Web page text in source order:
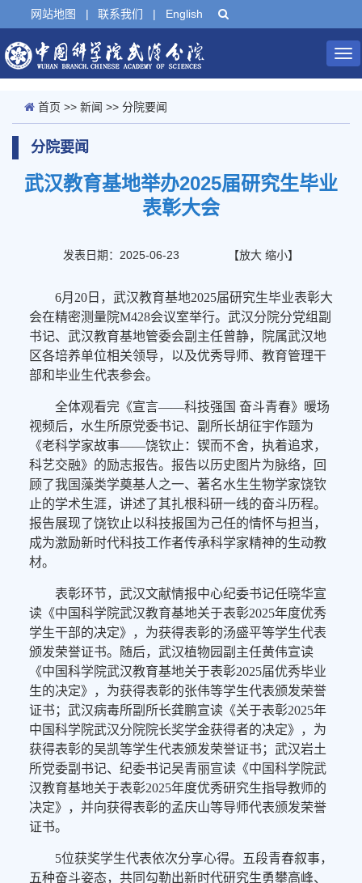
网站地图 | 联系我们 | English
首页 >> 新闻 >> 分院要闻
分院要闻
武汉教育基地举办2025届研究生毕业
表彰大会
发表日期：2025-06-23 【放大 缩小】
6月20日，武汉教育基地2025届研究生毕业表彰大
会在精密测量院M428会议室举行。武汉分院分党组副
书记、武汉教育基地管委会副主任曾静，院属武汉地
区各培养单位相关领导，以及优秀导师、教育管理干
部和毕业生代表参会。
全体观看完《宣言——科技强国 奋斗青春》暖场
视频后，水生所原党委书记、副所长胡征宇作题为
《老科学家故事——饶钦止：锲而不舍，执着追求，
科艺交融》的励志报告。报告以历史图片为脉络，回
顾了我国藻类学奠基人之一、著名水生生物学家饶钦
止的学术生涯，讲述了其扎根科研一线的奋斗历程。
报告展现了饶钦止以科技报国为己任的情怀与担当，
成为激励新时代科技工作者传承科学家精神的生动教
材。
表彰环节，武汉文献情报中心纪委书记任晓华宣
读《中国科学院武汉教育基地关于表彰2025年度优秀
学生干部的决定》，为获得表彰的汤盛平等学生代表
颁发荣誉证书。随后，武汉植物园副主任黄伟宣读
《中国科学院武汉教育基地关于表彰2025届优秀毕业
生的决定》，为获得表彰的张伟等学生代表颁发荣誉
证书；武汉病毒所副所长龚鹏宣读《关于表彰2025年
中国科学院武汉分院院长奖学金获得者的决定》，为
获得表彰的吴凯等学生代表颁发荣誉证书；武汉岩土
所党委副书记、纪委书记吴青丽宣读《中国科学院武
汉教育基地关于表彰2025年度优秀研究生指导教师的
决定》，并向获得表彰的孟庆山等导师代表颁发荣誉
证书。
5位获奖学生代表依次分享心得。五段青春叙事，
五种奋斗姿态，共同勾勒出新时代研究生勇攀高峰、